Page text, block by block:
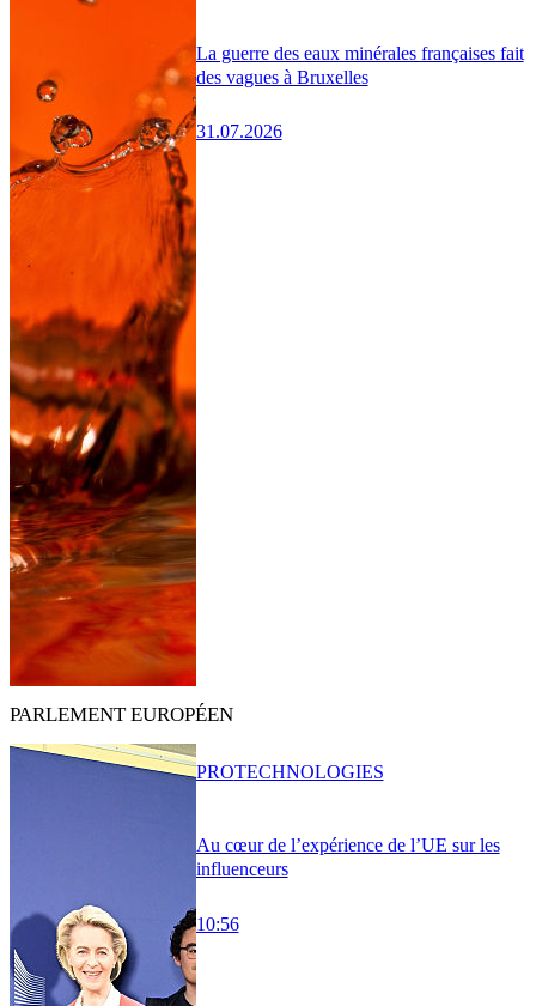
La guerre des eaux minérales françaises fait
des vagues à Bruxelles
31.07.2026
PARLEMENT EUROPÉEN
Au cœur de l’expérience de l’UE sur les
influenceurs
10:56
PROTECHNOLOGIES